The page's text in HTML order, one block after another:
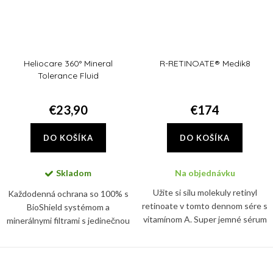
Heliocare 360° Mineral
Tolerance Fluid
€23,90
DO KOŠÍKA
Skladom
Každodenná ochrana so 100% s
BioShield systémom a
minerálnymi filtrami s jedinečnou
R-RETINOATE® Medik8
€174
DO KOŠÍKA
Na objednávku
Užite si silu molekuly retinyl
retinoate v tomto dennom sére s
vitamínom A. Super jemné sérum